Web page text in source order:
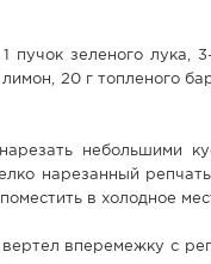
пучок зеленого лука,
20 г топленого
небольшими
нарезанный
в холодное
вперемежку с